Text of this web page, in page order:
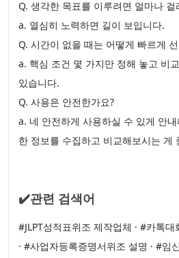
Q. 생각한 목표를 이루려면 얼마나 걸
a. 열심히 노력하면 길이 보입니다.
Q. 시간이 없을 때는 어떻게 빠르게
a. 핵심 조건 몇 가지만 정해 놓고 비
있습니다.
Q. 사용은 안전한가요?
a. 네 안전하게 사용하실 수 있게 안
한 정보를 수집하고 비교해보시는 게
✔️관련 검색어
#JLPT성적표위조 제작업체 · #카톡
· #사업자등록증명서위조 설명 · #임